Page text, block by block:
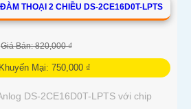
THOẠI 2 CHIỀU DS-2CE16D0T-LPTS
Giá Bán: 820,000 ₫
Mại: 750,000 ₫
DS-2CE16D0T-LPTS với chip